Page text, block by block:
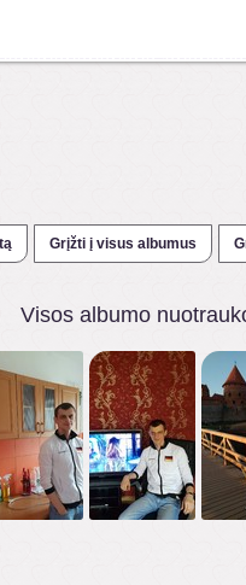
Grįžti į visus albumus
Visos albumo